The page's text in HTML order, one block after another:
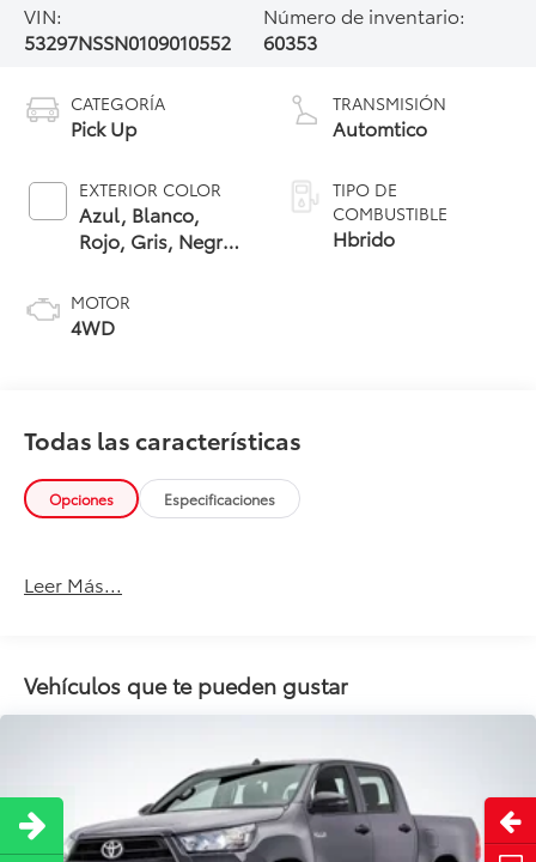
VIN:
53297NSSN0109010552
Número de inventario:
60353
CATEGORÍA
Pick Up
EXTERIOR COLOR
Azul, Blanco,
Rojo, Gris, Negro,
MOTOR
4WD
TRANSMISIÓN
Automtico
TIPO DE
COMBUSTIBLE
Hbrido
Todas las características
Opciones Especificaciones
Leer Más...
Vehículos que te pueden gustar